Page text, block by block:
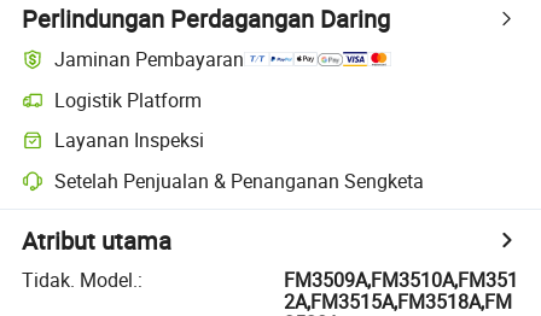
Perlindungan Perdagangan Daring
Jaminan Pembayaran
Logistik Platform
Layanan Inspeksi
Setelah Penjualan & Penanganan Sengketa
Atribut utama
Tidak. Model.:
FM3509A,FM3510A,FM351
2A,FM3515A,FM3518A,FM